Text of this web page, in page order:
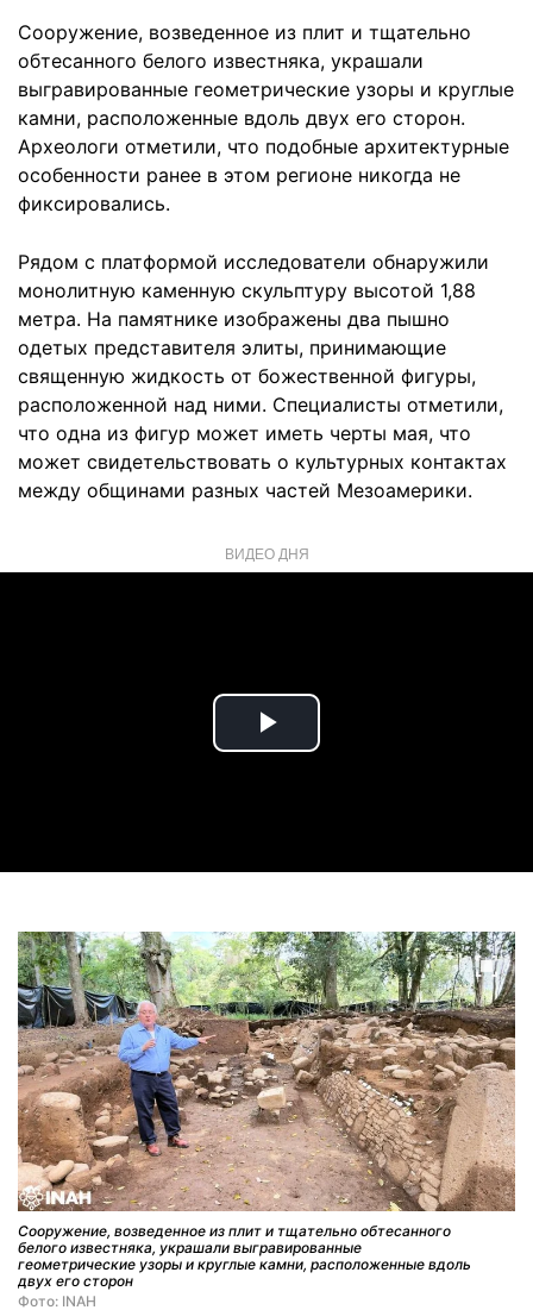
Сооружение, возведенное из плит и тщательно
обтесанного белого известняка, украшали
выгравированные геометрические узоры и круглые
камни, расположенные вдоль двух его сторон.
Археологи отметили, что подобные архитектурные
особенности ранее в этом регионе никогда не
фиксировались.
Рядом с платформой исследователи обнаружили
монолитную каменную скульптуру высотой 1,88
метра. На памятнике изображены два пышно
одетых представителя элиты, принимающие
священную жидкость от божественной фигуры,
расположенной над ними. Специалисты отметили,
что одна из фигур может иметь черты мая, что
может свидетельствовать о культурных контактах
между общинами разных частей Мезоамерики.
ВИДЕО ДНЯ
Play
Сооружение, возведенное из плит и тщательно обтесанного
белого известняка, украшали выгравированные
геометрические узоры и круглые камни, расположенные вдоль
двух его сторон
Фото: INAH